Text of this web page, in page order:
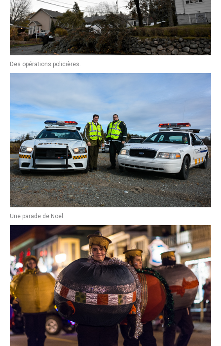
Des opérations policières.
Une parade de Noël.